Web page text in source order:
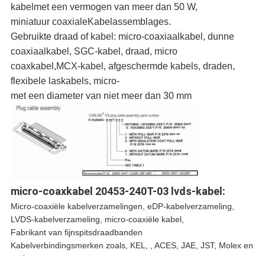
kabel met een vermogen van meer dan 50 W,
miniatuur coaxialeKabelassemblages.
Gebruikte draad of kabel: micro-coaxiaalkabel, dunne
coaxiaalkabel, SGC-kabel, draad, micro
coaxkabel,MCX-kabel, afgeschermde kabels, draden,
flexibele laskabels, micro-
met een diameter van niet meer dan 30 mm
micro-coaxkabel 20453-240T-03 lvds-kabel:
Micro-coaxiële kabelverzamelingen, eDP-kabelverzameling,
LVDS-kabelverzameling, micro-coaxiële kabel,
Fabrikant van fijnspitsdraadbanden
Kabelverbindingsmerken zoals, KEL, , ACES, JAE, JST, Molex en